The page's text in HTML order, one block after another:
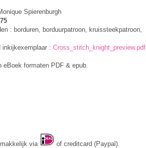
Spierenburgh
: borduren, borduurpatroon, kruissteekpatroon,
inkijkexemplaar : Cross_stitch_knight_preview.pdf
eBoek formaten PDF & epub.
via of creditcard (Paypal).